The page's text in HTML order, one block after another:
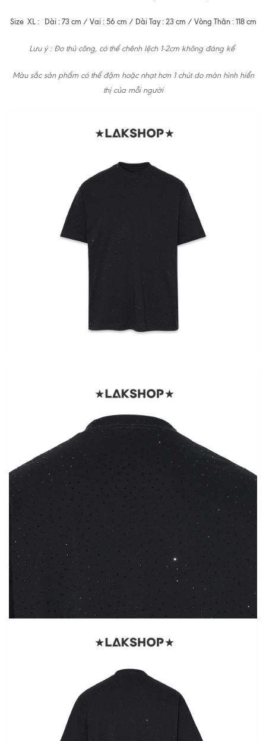
Size XL : Dài : 73 cm / Vai : 56 cm / Dài Tay : 23 cm / Vòng Thân : 118 cm
Lưu ý : Đo thủ công, có thể chênh lệch 1-2cm không đáng kể
Màu sắc sản phẩm có thể đậm hoặc nhạt hơn 1 chút do màn hình hiển
thị của mỗi người